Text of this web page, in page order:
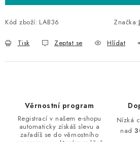
Kód zboží: LAB36 Značka:
Tisk Zeptat se Hlídat
Věrnostní program
Registrací v našem e-shopu
automaticky získáš slevu a
zařadíš se do věrnostního
Nízká
nad